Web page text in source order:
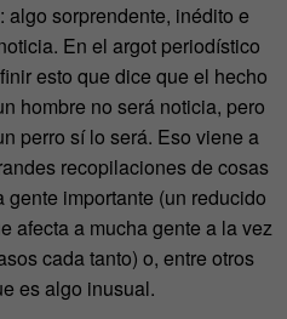
algo sorprendente, inédito e
En el argot periodístico
esto que dice que el hecho
hombre no será noticia, pero
perro sí lo será. Eso viene a
recopilaciones de cosas
importante (un reducido
afecta a mucha gente a la vez
cada tanto) o, entre otros
es algo inusual.